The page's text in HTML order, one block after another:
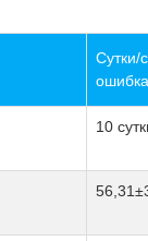
Сутки/
10